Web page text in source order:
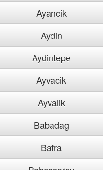
Ayancik
Aydin
Aydintepe
Ayvacik
Ayvalik
Babadag
Bafra